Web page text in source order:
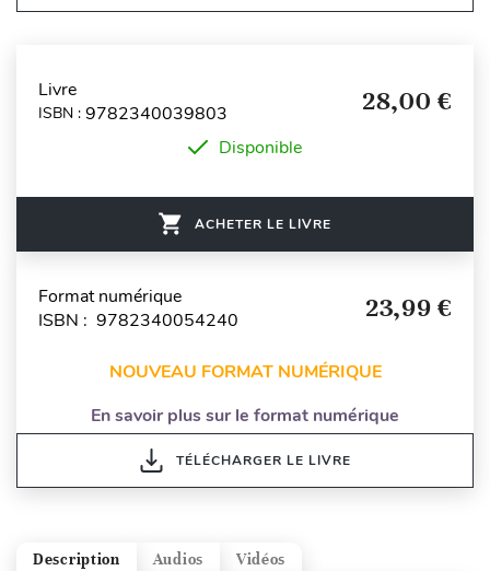
Livre
ISBN : 9782340039803 28,00 €
Disponible
ACHETER LE LIVRE
Format numérique
ISBN : 9782340054240
23,99 €
NOUVEAU FORMAT NUMÉRIQUE
En savoir plus sur le format numérique
TÉLÉCHARGER LE LIVRE
Vidéos
Audios
Description